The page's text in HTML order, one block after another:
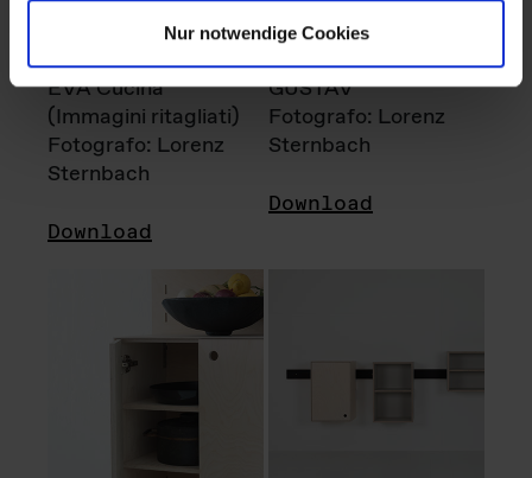
Nur notwendige Cookies
EVA Cucina
(Immagini ritagliati)
Fotografo: Lorenz
Sternbach
Download
GUSTAV
Fotografo: Lorenz
Sternbach
Download